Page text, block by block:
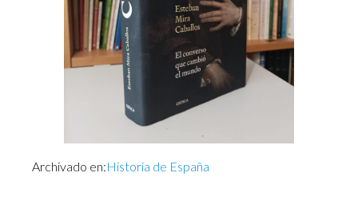
Archivado en:Historia de España